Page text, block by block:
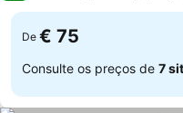
De € 75
Consulte os preços de 7